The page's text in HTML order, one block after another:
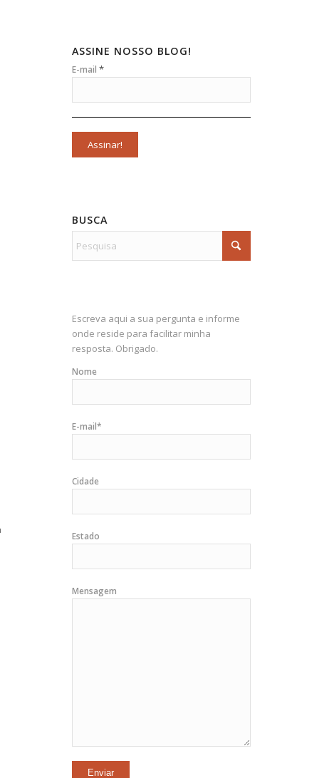
ASSINE NOSSO BLOG!
E-mail*
BUSCA
Escreva aqui a sua pergunta e informe
onde reside para facilitar minha
resposta. Obrigado.
Nome
E-mail*
Cidade
Estado
Mensagem